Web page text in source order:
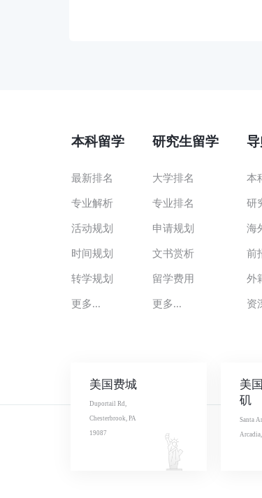
本科留学
最新排名
专业解析
活动规划
时间规划
转学规划
更多...
研究生留学
大学排名
专业排名
申请规划
文书赏析
留学费用
更多...
本
研
海
前
外
资
美国费城
Duportail Rd,
Chesterbrook, PA
19087
美
矶
Santa